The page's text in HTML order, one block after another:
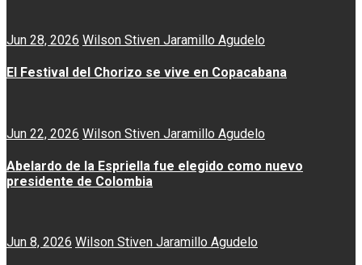
Jun 28, 2026 Wilson Stiven Jaramillo Agudelo
El Festival del Chorizo se vive en Copacabana
Jun 22, 2026 Wilson Stiven Jaramillo Agudelo
Abelardo de la Espriella fue elegido como nuevo
presidente de Colombia
Jun 8, 2026 Wilson Stiven Jaramillo Agudelo